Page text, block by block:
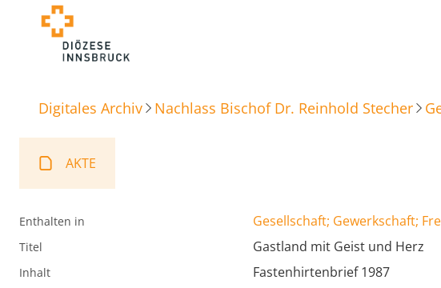
Digitales Archiv Nachlass Bischof Dr. Reinhold Stecher
AKTE
Enthalten in Gesellschaft; Gewerkschaft;
Titel Gastland mit Geist und Herz
Inhalt Fastenhirtenbrief 1987